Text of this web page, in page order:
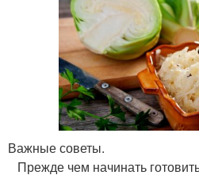
Важные советы.
Прежде чем начинать